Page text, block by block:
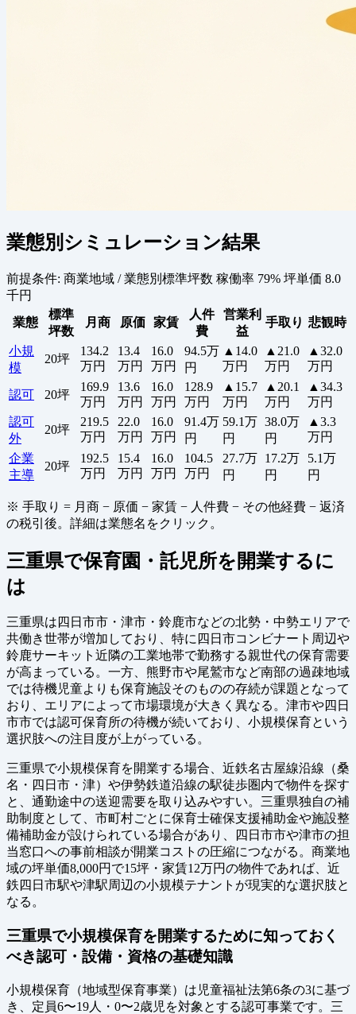
業態別シミュレーション結果
前提条件: 商業地域 / 業態別標準坪数 稼働率 79% 坪単価 8.0
千円
業態
標準
坪数
月商 原価 家賃
人件
費
営業利
益
手取り 悲観時
小規
模
20坪
134.2
万円
13.4
万円
16.0
万円
94.5万
円
▲14.0
万円
▲21.0
万円
▲32.0
万円
認可 20坪
169.9
万円
13.6
万円
16.0
万円
128.9
万円
▲15.7
万円
▲20.1
万円
▲34.3
万円
認可
外
20坪
219.5
万円
22.0
万円
16.0
万円
91.4万
円
59.1万
円
38.0万
円
▲3.3
万円
企業
主導
20坪
192.5
万円
15.4
万円
16.0
万円
104.5
万円
27.7万
円
17.2万
円
5.1万
円
※ 手取り = 月商 − 原価 − 家賃 − 人件費 − その他経費 − 返済
の税引後。詳細は業態名をクリック。
三重県で保育園・託児所を開業するに
は
三重県は四日市市・津市・鈴鹿市などの北勢・中勢エリアで
共働き世帯が増加しており、特に四日市コンビナート周辺や
鈴鹿サーキット近隣の工業地帯で勤務する親世代の保育需要
が高まっている。一方、熊野市や尾鷲市など南部の過疎地域
では待機児童よりも保育施設そのものの存続が課題となって
おり、エリアによって市場環境が大きく異なる。津市や四日
市市では認可保育所の待機が続いており、小規模保育という
選択肢への注目度が上がっている。
三重県で小規模保育を開業する場合、近鉄名古屋線沿線（桑
名・四日市・津）や伊勢鉄道沿線の駅徒歩圏内で物件を探す
と、通勤途中の送迎需要を取り込みやすい。三重県独自の補
助制度として、市町村ごとに保育士確保支援補助金や施設整
備補助金が設けられている場合があり、四日市市や津市の担
当窓口への事前相談が開業コストの圧縮につながる。商業地
域の坪単価8,000円で15坪・家賃12万円の物件であれば、近
鉄四日市駅や津駅周辺の小規模テナントが現実的な選択肢と
なる。
三重県で小規模保育を開業するために知っておく
べき認可・設備・資格の基礎知識
小規模保育（地域型保育事業）は児童福祉法第6条の3に基づ
き、定員6〜19人・0〜2歳児を対象とする認可事業です。三